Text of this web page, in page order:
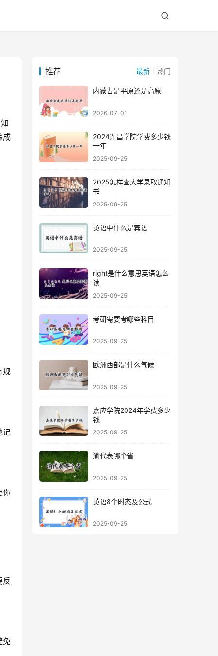
成
规
记
你
反
免
推荐 最新 热门
内蒙古是平原还是高原
2026-07-01
2024许昌学院学费多少钱
一年
2025-09-25
2025怎样查大学录取通知
书
2025-09-25
英语中什么是宾语
2025-09-25
right是什么意思英语怎么
读
2025-09-25
考研需要考哪些科目
2025-09-25
欧洲西部是什么气候
2025-09-25
嘉应学院2024年学费多少
钱
2025-09-25
渝代表哪个省
2025-09-25
英语8个时态及公式
2025-09-25